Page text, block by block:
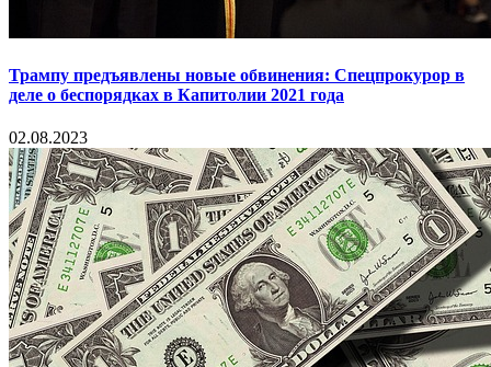
Трампу предъявлены новые обвинения: Спецпрокурор в
деле о беспорядках в Капитолии 2021 года
02.08.2023